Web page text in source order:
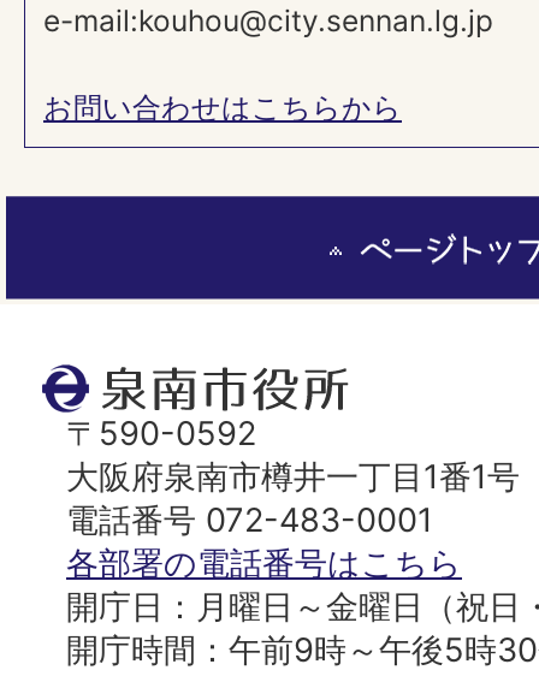
e-mail:kouhou@city.sennan.lg.jp
お問い合わせはこちらから
泉
南
市
役
所
〒590-0592
大阪府泉南市樽井一丁目1番1号
電話番号 072-483-0001
各部署の電話番号はこちら
開庁日：月曜日～金曜日（祝日
開庁時間：午前9時～午後5時